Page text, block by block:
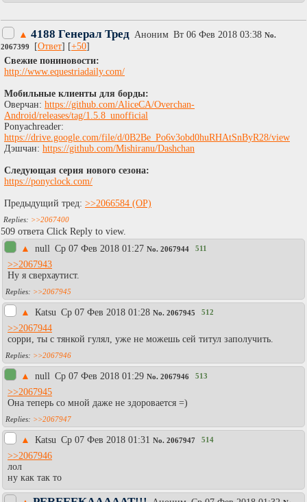
▲ 4188 Генерал Тред Аноним Вт 06 Фев 2018 03:38 No.
2067399
[Ответ] [+50]
Свежие пониновости:
http://www.equestriadaily.com/
Мобильные клиенты для борды:
Оверчан: https://github.com/AliceCA/Overchan-
Android/releases/tag/1.5.8_unofficial
Ponyachreader:
https://drive.google.com/file/d/0B2Be_Po6v3obd0huRHAtSnByR28/view
Дэшчан: https://github.com/Mishiranu/Dashchan
Следующая серия нового сезона:
https://ponyclock.com/
Предыдущий тред: >>2066584
>>2067400
509 ответа Click Reply to view.
▲
null Ср 07 Фев 2018 01:27 No. 2067944 511
>>2067943
Ну я сверхаутист.
>>2067945
▲ Каtsu Ср 07 Фев 2018 01:28 No. 2067945 512
>>2067944
сорри, ты с тянкой гулял, уже не можешь сей титул заполучить.
>>2067946
▲ null Ср 07 Фев 2018 01:29 No. 2067946 513
>>2067945
Она теперь со мной даже не здоровается =)
>>2067947
▲ Каtsu Ср 07 Фев 2018 01:31 No. 2067947 514
>>2067946
лол
ну как так то